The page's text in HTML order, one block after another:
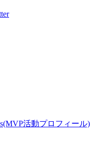
活動プロフィール)